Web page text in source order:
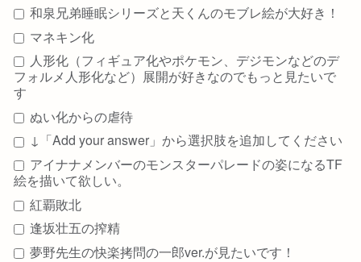
和泉兄弟睡眠シリーズと天くんのモブレ絵が大好き！
マネキン化
人形化（フィギュア化やポケモン、デジモンなどのデ
フォルメ人形化など）展開が好きなのでもっと見たいで
す
ぬい化からの虐待
↓「Add your answer」から選択肢を追加してください
アイナナメンバーのモンスターパレードの姿になるTF
絵を描いて欲しい。
紅覇敗北
逢坂壮五の搾精
夢野先生の快楽拷問の一郎ver.が見たいです！